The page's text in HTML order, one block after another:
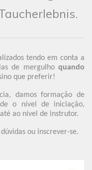
tendo em conta a
de mergulho quando
que preferir!
damos formação de
o nível de iniciação,
ao nível de instrutor.
ou inscrever-se.